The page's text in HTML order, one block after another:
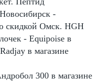
-
скидкой Омск. HGH
- Equipoise в
в магазине
300 в магазине